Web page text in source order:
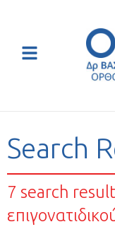
Search
7 search